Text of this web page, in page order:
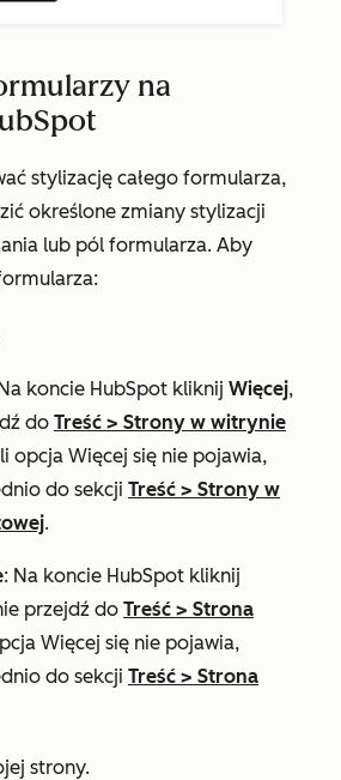
na
stylizację całego formularza,
określone zmiany stylizacji
lub pól formularza. Aby
koncie HubSpot kliknij Więcej,
do Treść > Strony w witrynie
opcja Więcej się nie pojawia,
do sekcji Treść > Strony w
.
: Na koncie HubSpot kliknij
przejdź do Treść > Strona
Więcej się nie pojawia,
do sekcji Treść > Strona
strony.